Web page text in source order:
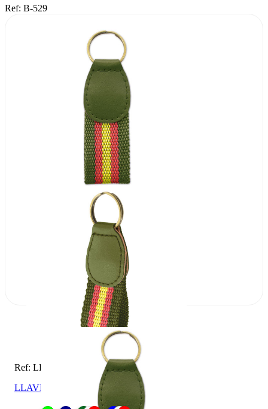
Ref: B-529
Ref: LL-010-VE-MILITAR
LLAVERO "MILAN" BANDERA ESPAÑA